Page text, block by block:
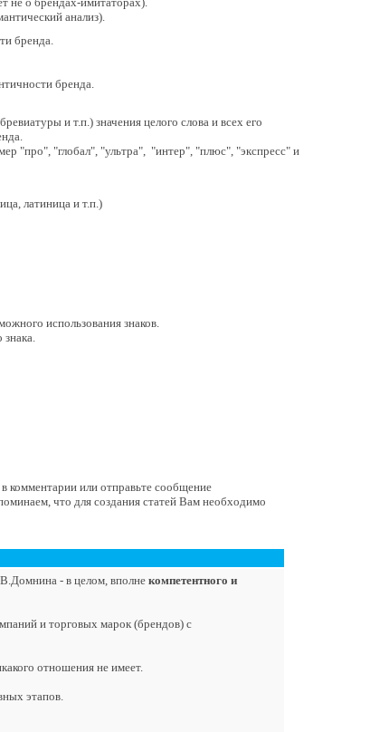
анализ).
бренда.
бренда.
и т.п.) значения целого слова и всех его
"про", "глобал", "ультра", "интер", "плюс", "экспресс" и
латиница и т.п.)
использования знаков.
знака.
комментарии или отправьте сообщение
что для создания статей Вам необходимо
- в целом, вполнекомпетентного и
и торговых марок (брендов) с
отношения не имеет.
этапов.